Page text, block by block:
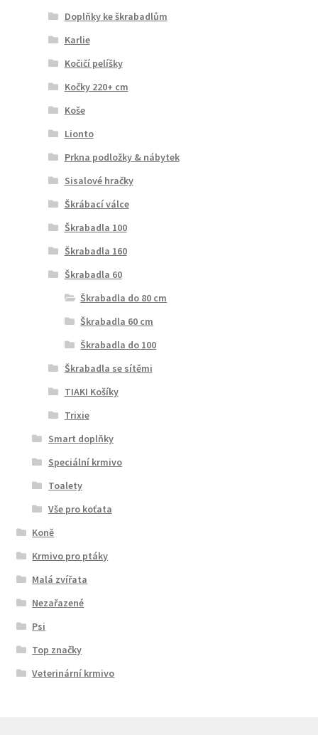
Doplňky ke škrabadlům
Karlie
Kočičí pelíšky
Kočky 220+ cm
Koše
Lionto
Prkna podložky & nábytek
Sisalové hračky
Škrábací válce
Škrabadla 100
Škrabadla 160
Škrabadla 60
Škrabadla do 80 cm
Škrabadla 60 cm
Škrabadla do 100
Škrabadla se sítěmi
TIAKI Košíky
Trixie
Smart doplňky
Speciální krmivo
Toalety
Vše pro koťata
Koně
Krmivo pro ptáky
Malá zvířata
Nezařazené
Psi
Top značky
Veterinární krmivo